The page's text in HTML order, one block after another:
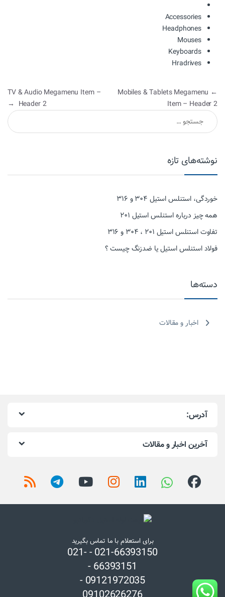
Accessories
Headphones
Mouses
Keyboards
Hradrives
راهبری نوشته
←
Mobiles & Tablets Megamenu
Item – Header 2
TV & Audio Megamenu Item –
Header 2
→
جستجو برای:
نوشته‌های تازه
خوردگی، استنلس استیل ۳۰۴ و ۳۱۶
همه چیز درباره استنلس استیل ۲۰۱
تفاوت استنلس استیل ۲۰۱ ، ۳۰۴ و ۳۱۶
فولاد استنلس استیل یا ضدزنگ چیست ؟
دسته‌ها
اخبار و مقالات
آدرس:
آخرین اخبار و مقالات
برای استعلام با ما تماس بگیرید
021-66393150 - 021-
66393151 -
09121972035 -